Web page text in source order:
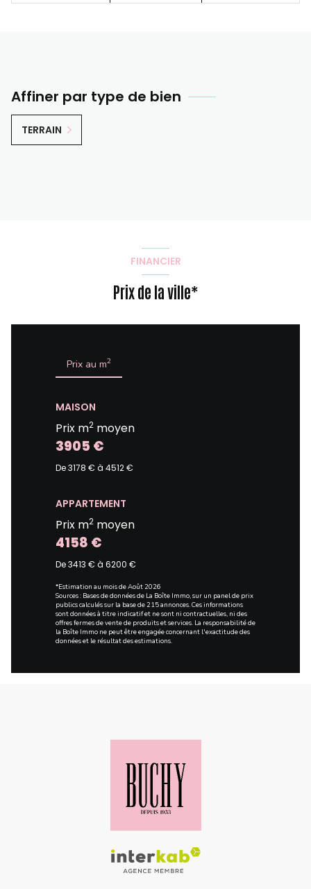
VOIR LE BIEN
Affiner par type de bien
TERRAIN
FINANCIER
Prix de la ville*
Prix au m2
MAISON
Prix m2 moyen
3905 €
De 3178 € à 4512 €
APPARTEMENT
Prix m2 moyen
4158 €
De 3413 € à 6200 €
*Estimation au mois de Août 2026
Sources : Bases de données de La Boîte Immo, sur un panel de prix
publics calculés sur la base de 215 annonces. Ces informations
sont données à titre indicatif et ne sont ni contractuelles, ni des
offres fermes de vente de produits et services. La responsabilité de
la Boîte Immo ne peut être engagée concernant l'exactitude des
données et le résultat des estimations.